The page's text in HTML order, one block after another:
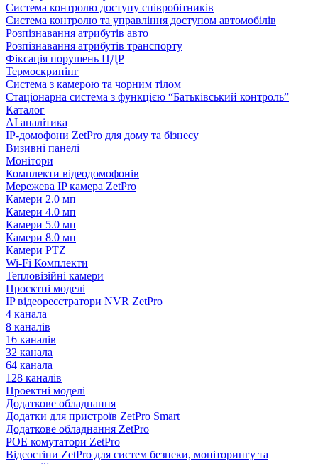
Система контролю доступу співробітників
Система контролю та управління доступом автомобілів
Розпізнавання атрибутів авто
Розпізнавання атрибутів транспорту
Фіксація порушень ПДР
Термоскринінг
Система з камерою та чорним тілом
Стаціонарна система з функцією “Батьківський контроль”
Каталог
AI аналітика
IP-домофони ZetPro для дому та бізнесу
Визивні панелі
Монітори
Комплекти відеодомофонів
Мережева IP камера ZetPro
Камери 2.0 мп
Камери 4.0 мп
Камери 5.0 мп
Камери 8.0 мп
Камери PTZ
Wi-Fi Комплекти
Тепловізійні камери
Проєктні моделі
IP відеореєстратори NVR ZetPro
4 канала
8 каналів
16 каналів
32 канала
64 канала
128 каналів
Проектні моделі
Додаткове обладнання
Додатки для пристроїв ZetPro Smart
Додаткове обладнання ZetPro
POE комутатори ZetPro
Відеостіни ZetPro для систем безпеки, моніторингу та